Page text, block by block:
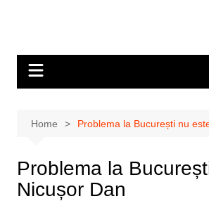
Home Problema la București nu
Problema la
Nicușor Dan